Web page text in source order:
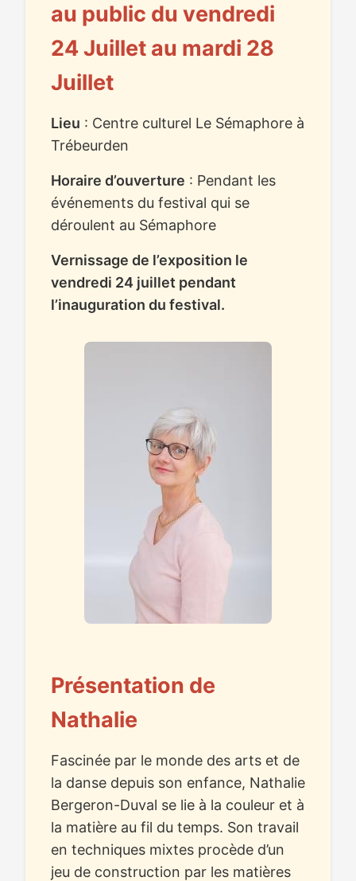
au public du vendredi
24 Juillet au mardi 28
Juillet
Lieu : Centre culturel Le Sémaphore à
Trébeurden
Horaire d’ouverture : Pendant les
événements du festival qui se
déroulent au Sémaphore
Vernissage de l’exposition le
vendredi 24 juillet pendant
l’inauguration du festival.
Présentation de
Nathalie
Fascinée par le monde des arts et de
la danse depuis son enfance, Nathalie
Bergeron-Duval se lie à la couleur et à
la matière au fil du temps. Son travail
en techniques mixtes procède d’un
jeu de construction par les matières